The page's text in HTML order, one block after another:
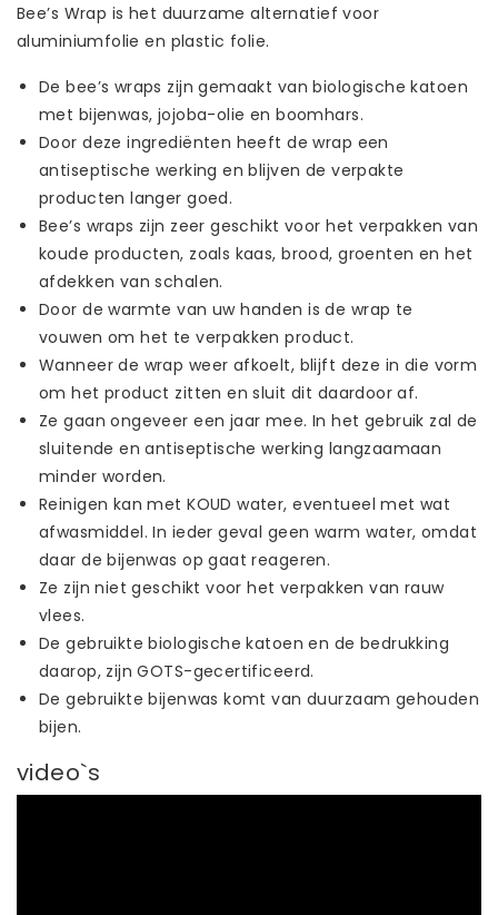
Bee’s Wrap is het duurzame alternatief voor
aluminiumfolie en plastic folie.
De bee’s wraps zijn gemaakt van biologische katoen
met bijenwas, jojoba-olie en boomhars.
Door deze ingrediënten heeft de wrap een
antiseptische werking en blijven de verpakte
producten langer goed.
Bee’s wraps zijn zeer geschikt voor het verpakken van
koude producten, zoals kaas, brood, groenten en het
afdekken van schalen.
Door de warmte van uw handen is de wrap te
vouwen om het te verpakken product.
Wanneer de wrap weer afkoelt, blijft deze in die vorm
om het product zitten en sluit dit daardoor af.
Ze gaan ongeveer een jaar mee. In het gebruik zal de
sluitende en antiseptische werking langzaamaan
minder worden.
Reinigen kan met KOUD water, eventueel met wat
afwasmiddel. In ieder geval geen warm water, omdat
daar de bijenwas op gaat reageren.
Ze zijn niet geschikt voor het verpakken van rauw
vlees.
De gebruikte biologische katoen en de bedrukking
daarop, zijn GOTS-gecertificeerd.
De gebruikte bijenwas komt van duurzaam gehouden
bijen.
video`s